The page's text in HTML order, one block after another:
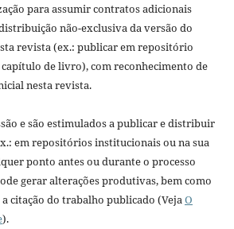
para assumir contratos adicionais
não-exclusiva da versão do
revista (ex.: publicar em repositório
de livro), com reconhecimento de
nesta revista.
e são estimulados a publicar e distribuir
em repositórios institucionais ou na sua
ponto antes ou durante o processo
gerar alterações produtivas, bem como
citação do trabalho publicado (VejaO
).